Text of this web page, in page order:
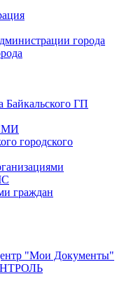
города
Байкальского ГП
городского
граждан
"Мои Документы"